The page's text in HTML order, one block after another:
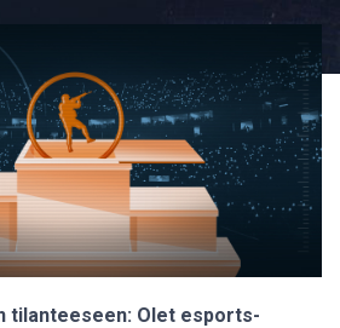
tilanteeseen: Olet esports-